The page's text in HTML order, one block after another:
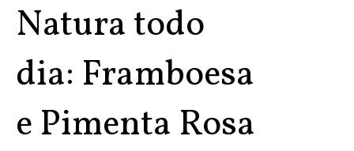
Natura todo
dia: Framboesa
e Pimenta Rosa